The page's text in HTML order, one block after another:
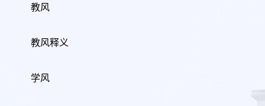
教风
教风释义
学风